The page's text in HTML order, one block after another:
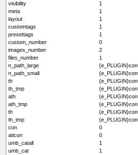
visibility
1
meta
1
layout
1
customtags
1
presettags
1
custom_number
0
images_number
2
files_number
1
n_path_large
n_path_small
th
th_tmp
ath
ath_tmp
th
th_tmp
con
0
aticon
0
umb_catall
1
umb_cat
1